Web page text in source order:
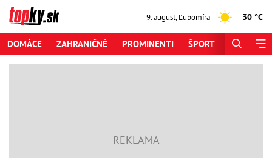
9. august,Ľubomíra 30 °C
DOMÁCE ZAHRANIČNÉ PROMINENTI ŠPORT